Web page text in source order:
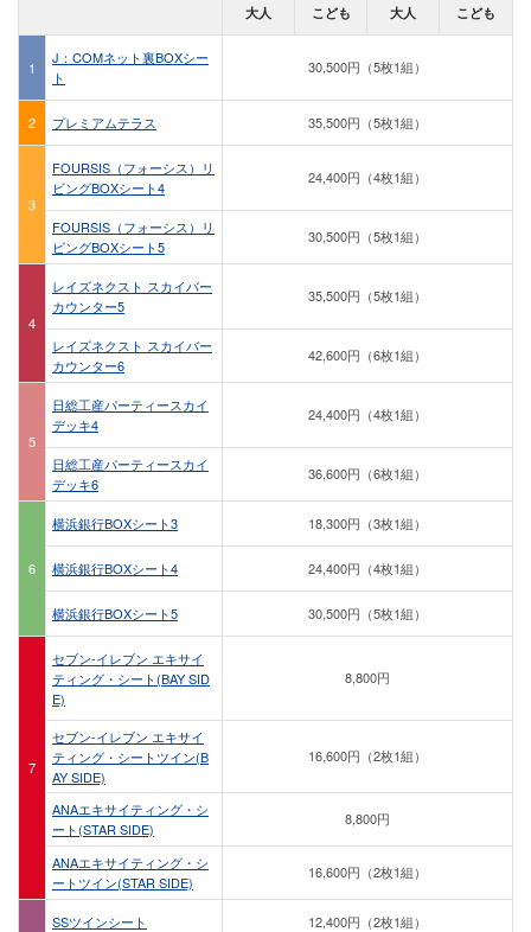
大人 こども 大人 こども
1
J：COMネット裏BOXシー
ト
30,500円（5枚1組）
2 プレミアムテラス 35,500円（5枚1組）
3
FOURSIS（フォーシス）リ
ビングBOXシート4
24,400円（4枚1組）
FOURSIS（フォーシス）リ
ビングBOXシート5
30,500円（5枚1組）
4
レイズネクスト スカイバー
カウンター5
35,500円（5枚1組）
レイズネクスト スカイバー
カウンター6
42,600円（6枚1組）
5
日総工産パーティースカイ
デッキ4
24,400円（4枚1組）
日総工産パーティースカイ
デッキ6
36,600円（6枚1組）
6
横浜銀行BOXシート3 18,300円（3枚1組）
横浜銀行BOXシート4 24,400円（4枚1組）
横浜銀行BOXシート5 30,500円（5枚1組）
7
セブン-イレブン エキサイ
ティング・シート(BAY SID
E)
8,800円
セブン-イレブン エキサイ
ティング・シートツイン(B
AY SIDE)
16,600円（2枚1組）
ANAエキサイティング・シ
ート(STAR SIDE)
8,800円
ANAエキサイティング・シ
ートツイン(STAR SIDE)
16,600円（2枚1組）
SSツインシート 12,400円（2枚1組）